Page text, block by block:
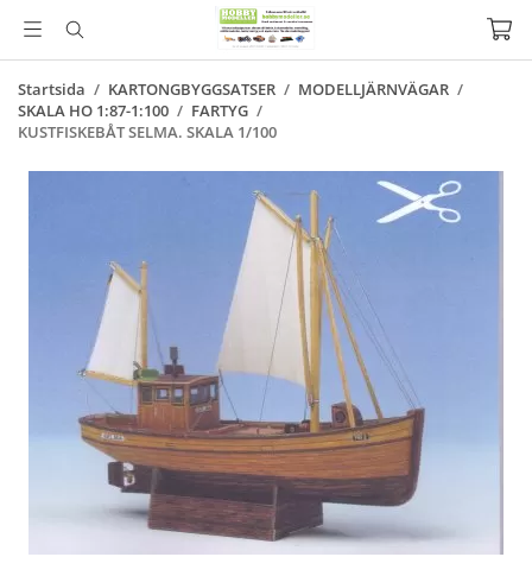
Startsida / KARTONGBYGGSATSER / MODELLJÄRNVÄGAR /
SKALA HO 1:87-1:100 / FARTYG /
KUSTFISKEBÅT SELMA. SKALA 1/100